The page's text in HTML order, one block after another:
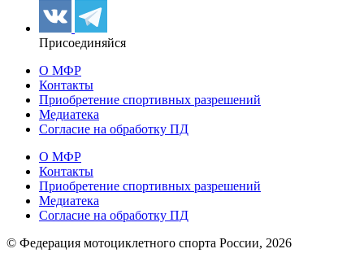
Присоединяйся
О МФР
Контакты
Приобретение спортивных разрешений
Медиатека
Согласие на обработку ПД
О МФР
Контакты
Приобретение спортивных разрешений
Медиатека
Согласие на обработку ПД
© Федерация мотоциклетного спорта России, 2026